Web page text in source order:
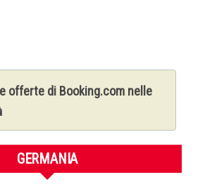
offerte di Booking.com nelle
GERMANIA